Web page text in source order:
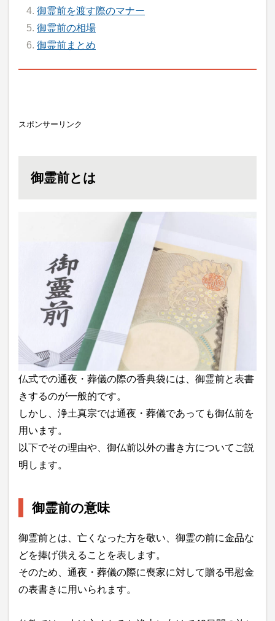
御霊前を渡す際のマナー
御霊前の相場
御霊前まとめ
スポンサーリンク
御霊前とは
仏式での通夜・葬儀の際の香典袋には、御霊前と表書
きするのが一般的です。
しかし、浄土真宗では通夜・葬儀であっても御仏前を
用います。
以下でその理由や、御仏前以外の書き方についてご説
明します。
御霊前の意味
御霊前とは、亡くなった方を敬い、御霊の前に金品な
どを捧げ供えることを表します。
そのため、通夜・葬儀の際に喪家に対して贈る弔慰金
の表書きに用いられます。